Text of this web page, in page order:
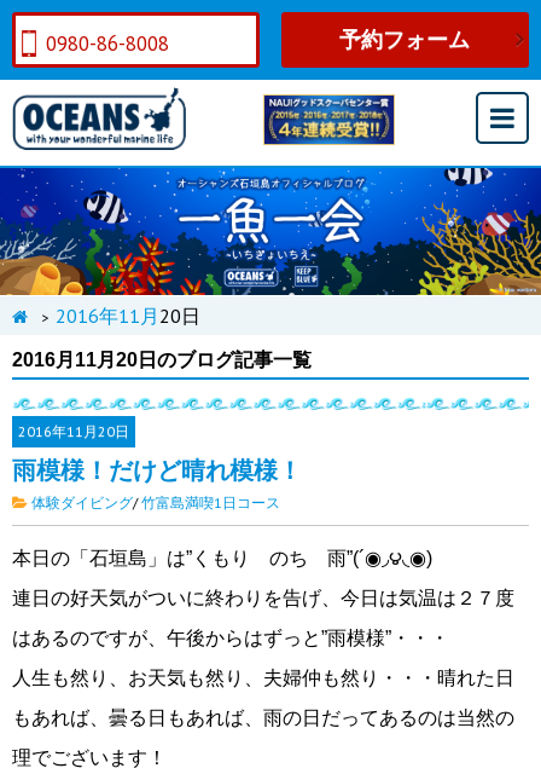
0980-86-8008 予約フォーム
> 2016年11月 20日
2016月11月20日のブログ記事一覧
2016年11月20日
雨模様！だけど晴れ模様！
体験ダイビング/ 竹富島満喫1日コース
本日の「石垣島」は”くもり のち 雨”(´◉◞౪◟◉)
連日の好天気がついに終わりを告げ、今日は気温は２７度
はあるのですが、午後からはずっと”雨模様”・・・
人生も然り、お天気も然り、夫婦仲も然り・・・晴れた日
もあれば、曇る日もあれば、雨の日だってあるのは当然の
理でございます！